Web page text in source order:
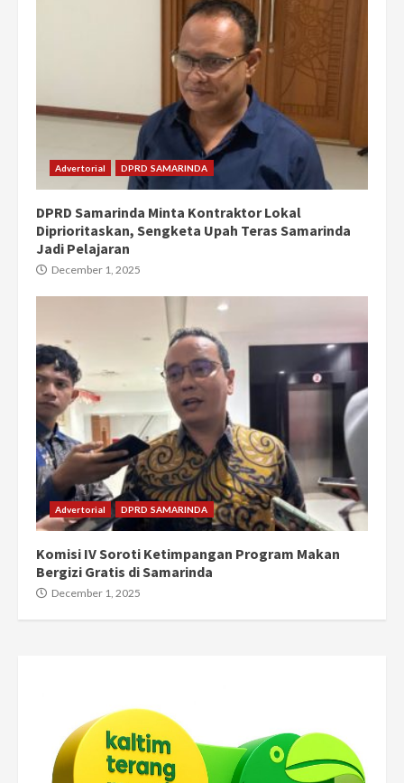
Advertorial DPRD SAMARINDA
DPRD Samarinda Minta Kontraktor Lokal
Diprioritaskan, Sengketa Upah Teras Samarinda
Jadi Pelajaran
December 1, 2025
Advertorial DPRD SAMARINDA
Komisi IV Soroti Ketimpangan Program Makan
Bergizi Gratis di Samarinda
December 1, 2025